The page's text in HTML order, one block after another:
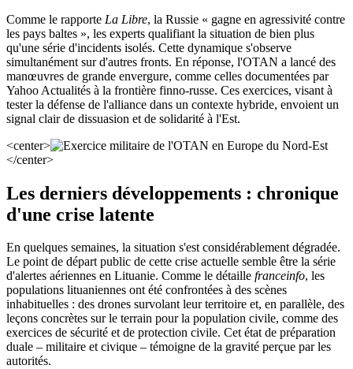
Comme le rapporte La Libre, la Russie « gagne en agressivité contre
les pays baltes », les experts qualifiant la situation de bien plus
qu'une série d'incidents isolés. Cette dynamique s'observe
simultanément sur d'autres fronts. En réponse, l'OTAN a lancé des
manœuvres de grande envergure, comme celles documentées par
Yahoo Actualités à la frontière finno-russe. Ces exercices, visant à
tester la défense de l'alliance dans un contexte hybride, envoient un
signal clair de dissuasion et de solidarité à l'Est.
<center>
</center>
Les derniers développements : chronique
d'une crise latente
En quelques semaines, la situation s'est considérablement dégradée.
Le point de départ public de cette crise actuelle semble être la série
d'alertes aériennes en Lituanie. Comme le détaille franceinfo, les
populations lituaniennes ont été confrontées à des scènes
inhabituelles : des drones survolant leur territoire et, en parallèle, des
leçons concrètes sur le terrain pour la population civile, comme des
exercices de sécurité et de protection civile. Cet état de préparation
duale – militaire et civique – témoigne de la gravité perçue par les
autorités.